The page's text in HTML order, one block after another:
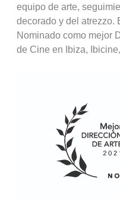
equipo de arte,
decorado y del atrezzo.
Nominado como mejor
de Cine en Ibiza,